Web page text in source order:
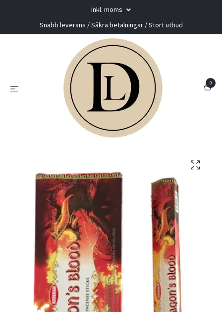
Inkl. moms
Snabb leverans / Säkra betalningar / Stort utbud
0